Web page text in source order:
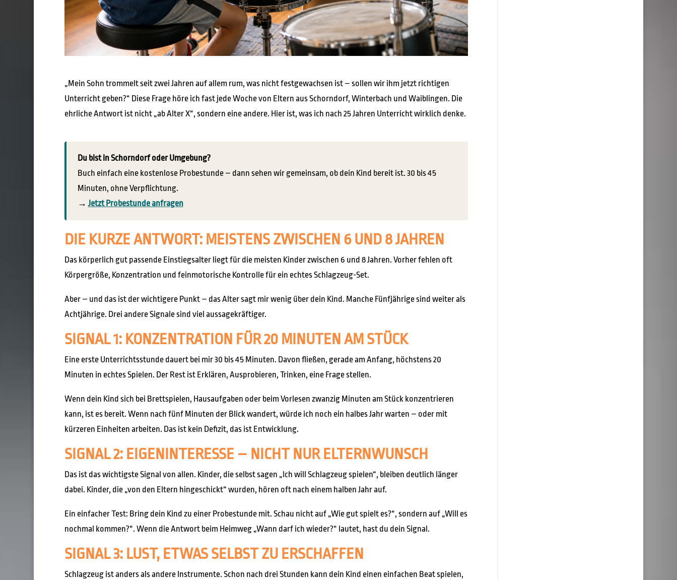
„Mein Sohn trommelt seit zwei Jahren auf allem rum, was nicht festgewachsen ist – sollen wir ihm jetzt richtigen
Unterricht geben?“ Diese Frage höre ich fast jede Woche von Eltern aus Schorndorf, Winterbach und Waiblingen. Die
ehrliche Antwort ist nicht „ab Alter X“, sondern eine andere. Hier ist, was ich nach 25 Jahren Unterricht wirklich denke.
Du bist in Schorndorf oder Umgebung?
Buch einfach eine kostenlose Probestunde – dann sehen wir gemeinsam, ob dein Kind bereit ist. 30 bis 45
Minuten, ohne Verpflichtung.
→ Jetzt Probestunde anfragen
DIE KURZE ANTWORT: MEISTENS ZWISCHEN 6 UND 8 JAHREN
Das körperlich gut passende Einstiegsalter liegt für die meisten Kinder zwischen 6 und 8 Jahren. Vorher fehlen oft
Körpergröße, Konzentration und feinmotorische Kontrolle für ein echtes Schlagzeug-Set.
Aber – und das ist der wichtigere Punkt – das Alter sagt mir wenig über dein Kind. Manche Fünfjährige sind weiter als
Achtjährige. Drei andere Signale sind viel aussagekräftiger.
SIGNAL 1: KONZENTRATION FÜR 20 MINUTEN AM STÜCK
Eine erste Unterrichtsstunde dauert bei mir 30 bis 45 Minuten. Davon fließen, gerade am Anfang, höchstens 20
Minuten in echtes Spielen. Der Rest ist Erklären, Ausprobieren, Trinken, eine Frage stellen.
Wenn dein Kind sich bei Brettspielen, Hausaufgaben oder beim Vorlesen zwanzig Minuten am Stück konzentrieren
kann, ist es bereit. Wenn nach fünf Minuten der Blick wandert, würde ich noch ein halbes Jahr warten – oder mit
kürzeren Einheiten arbeiten. Das ist kein Defizit, das ist Entwicklung.
SIGNAL 2: EIGENINTERESSE – NICHT NUR ELTERNWUNSCH
Das ist das wichtigste Signal von allen. Kinder, die selbst sagen „Ich will Schlagzeug spielen“, bleiben deutlich länger
dabei. Kinder, die „von den Eltern hingeschickt“ wurden, hören oft nach einem halben Jahr auf.
Ein einfacher Test: Bring dein Kind zu einer Probestunde mit. Schau nicht auf „Wie gut spielt es?“, sondern auf „Will es
nochmal kommen?“. Wenn die Antwort beim Heimweg „Wann darf ich wieder?“ lautet, hast du dein Signal.
SIGNAL 3: LUST, ETWAS SELBST ZU ERSCHAFFEN
Schlagzeug ist anders als andere Instrumente. Schon nach drei Stunden kann dein Kind einen einfachen Beat spielen,